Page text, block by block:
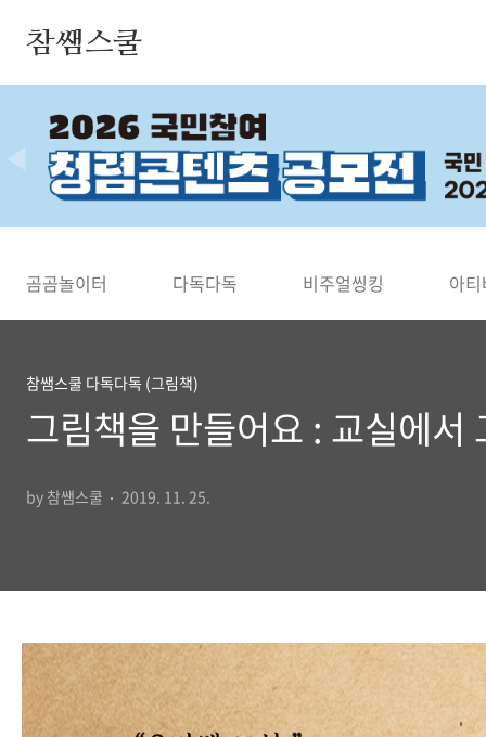
참쌤스쿨
곰곰놀이터 다독다독 비주얼씽킹 아
참쌤스쿨 다독다독 (그림책)
그림책을 만들어요 : 교실에서
by 참쌤스쿨 2019. 11. 25.